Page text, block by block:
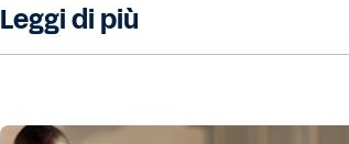
Leggi di più